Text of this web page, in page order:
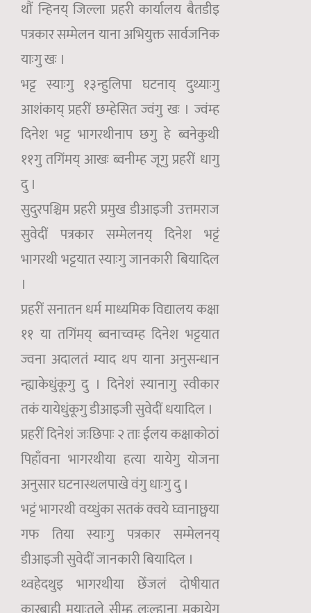
थौं न्हिनय् जिल्ला प्रहरी कार्यालय बैतडीइ
पत्रकार सम्मेलन याना अभियुक्त सार्वजनिक
याःगु खः ।
भट्ट स्याःगु १३न्हुलिपा घटनाय् दुथ्याःगु
आशंकाय् प्रहरीं छम्हेसित ज्वंगु खः । ज्वंम्ह
दिनेश भट्ट भागरथीनाप छगु हे ब्वनेकुथी
११गु तगिंमय् आखः ब्वनीम्ह जूगु प्रहरीं धागु
दु ।
सुदुरपश्चिम प्रहरी प्रमुख डीआइजी उत्तमराज
सुवेदीं पत्रकार सम्मेलनय् दिनेश भट्टं
भागरथी भट्टयात स्याःगु जानकारी बियादिल
।
प्रहरीं सनातन धर्म माध्यमिक विद्यालय कक्षा
११ या तगिंमय् ब्वनाच्वम्ह दिनेश भट्टयात
ज्वना अदालतं म्याद थप याना अनुसन्धान
न्ह्याकेधुंकूगु दु । दिनेशं स्यानागु स्वीकार
तकं यायेधुंकूगु डीआइजी सुवेदीं धयादिल ।
प्रहरीं दिनेशं जःछिपाः २ ताः ईलय कक्षाकोठां
पिहाँवना भागरथीया हत्या यायेगु योजना
अनुसार घटनास्थलपाखे वंगु धाःगु दु ।
भट्टं भागरथी वय्धुंका सतकं क्वये घ्वानाछ्वया
गफ तिया स्याःगु पत्रकार सम्मेलनय्
डीआइजी सुवेदीं जानकारी बियादिल ।
थ्वहेदथुइ भागरथीया छेँजलं दोषीयात